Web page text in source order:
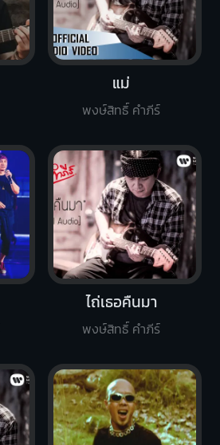
แม่
พงษ์สิทธิ์ คำภีร์
ไถ่เธอคืนมา
พงษ์สิทธิ์ คำภีร์